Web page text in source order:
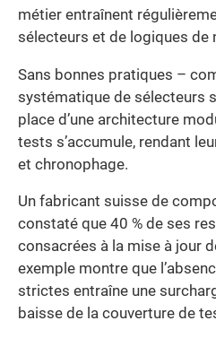
métier entraînent
sélecteurs et de logiques de
Sans bonnes pratiques –
systématique de sélecteurs
place d’une architecture
tests s’accumule, rendant
et chronophage.
Un fabricant suisse de
constaté que 40 % de ses
consacrées à la mise à jour
exemple montre que
strictes entraîne une
baisse de la couverture de